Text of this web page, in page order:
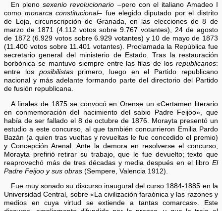
En plenosexenio revolucionario –pero con el italiano Amadeo I
como monarca constitucional– fue elegido diputado por el distrito
de Loja, circunscripción de Granada, en las elecciones de 8 de
marzo de 1871 (4.112 votos sobre 9.767 votantes), 24 de agosto
de 1872 (6.929 votos sobre 6.929 votantes) y 10 de mayo de 1873
(11.400 votos sobre 11.401 votantes). Proclamada la República fue
secretario general del ministerio de Estado. Tras la restauración
borbónica se mantuvo siempre entre las filas de los republicanos:
entre los posibilistasprimero, luego en el Partido republicano
nacional y más adelante formando parte del directorio del Partido
de fusión republicana.
A finales de 1875 se convocó en Orense un «Certamen literario
en conmemoración del nacimiento del sabio Padre Feijoo», que
había de ser fallado el 8 de octubre de 1876. Morayta presentó un
estudio a este concurso, al que también concurrieron Emilia Pardo
Bazán (a quien tras vueltas y revueltas le fue concedido el premio)
y Concepción Arenal. Ante la demora en resolverse el concurso,
Morayta prefirió retirar su trabajo, que le fue devuelto; texto que
reaprovechó más de tres décadas y media después en el libro El
Padre Feijoo y sus obras (Sempere, Valencia 1912).
Fue muy sonado su discurso inaugural del curso 1884-1885 en la
Universidad Central, sobre «La civilización faraónica y las razones y
medios en cuya virtud se extiende a tantas comarcas». Este